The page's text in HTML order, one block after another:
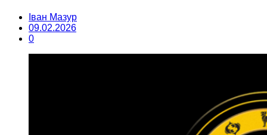
Іван Мазур
09.02.2026
0